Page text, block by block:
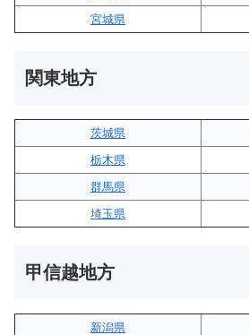
宮城県
関東地方
茨城県
栃木県
群馬県
埼玉県
甲信越地方
新潟県